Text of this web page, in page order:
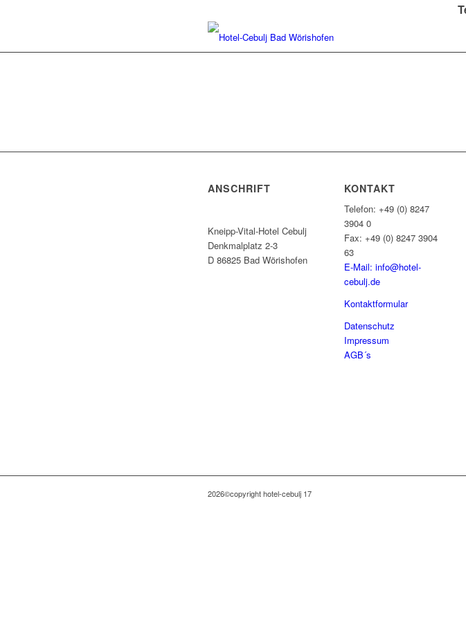
ANSCHRIFT
Kneipp-Vital-Hotel Cebulj
Denkmalplatz 2-3
D 86825 Bad Wörishofen
KONTAKT
Telefon: +49 (0) 8247
3904 0
Fax: +49 (0) 8247 3904
63
E-Mail: info@hotel-
cebulj.de
Kontaktformular
Datenschutz
Impressum
AGB´s
2026©copyright hotel-cebulj 17